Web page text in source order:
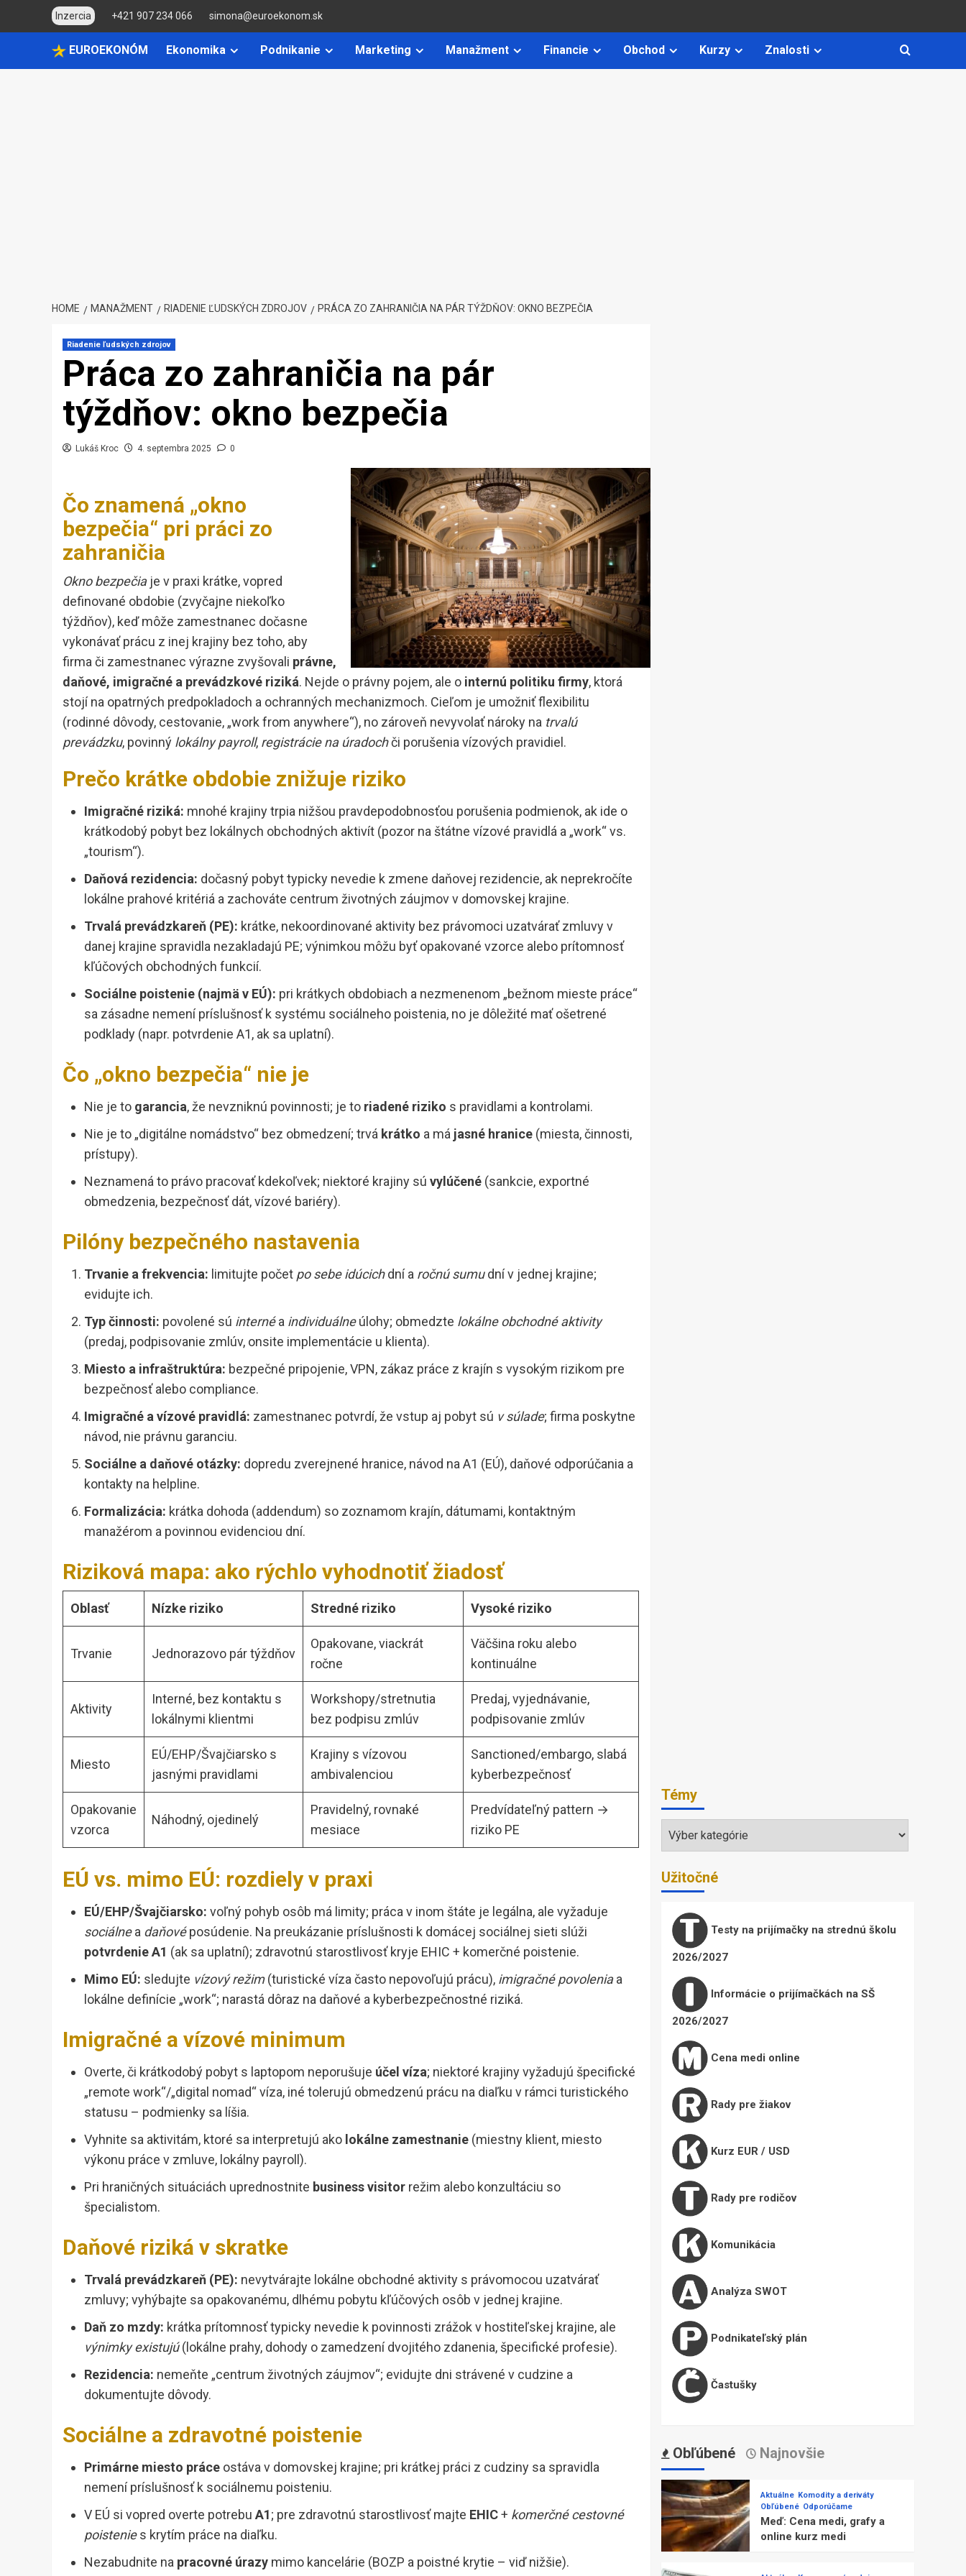
Inzercia +421 907 234 066 simona@euroekonom.sk
EUROEKONÓM Ekonomika Podnikanie Marketing Manažment Financie Obchod Kurzy Znalosti
HOME MANAŽMENT RIADENIE ĽUDSKÝCH ZDROJOV PRÁCA ZO ZAHRANIČIA NA PÁR TÝŽDŇOV: OKNO BEZPEČIA
Riadenie ľudských zdrojov
Práca zo zahraničia na pár
týždňov: okno bezpečia
Lukáš Kroc 4. septembra 2025 0
Čo znamená „okno
bezpečia“ pri práci zo
zahraničia
Okno bezpečiaje v praxi krátke, vopred
definované obdobie (zvyčajne niekoľko
týždňov), keď môže zamestnanec dočasne
vykonávať prácu z inej krajiny bez toho, aby
firma či zamestnanec výrazne zvyšovali právne,
daňové, imigračné a prevádzkové riziká. Nejde o právny pojem, ale o internú politiku firmy, ktorá
stojí na opatrných predpokladoch a ochranných mechanizmoch. Cieľom je umožniť flexibilitu
(rodinné dôvody, cestovanie, „work from anywhere“), no zároveň nevyvolať nároky na trvalú
prevádzku, povinný lokálny payroll, registrácie na úradochči porušenia vízových pravidiel.
Prečo krátke obdobie znižuje riziko
Imigračné riziká: mnohé krajiny trpia nižšou pravdepodobnosťou porušenia podmienok, ak ide o
krátkodobý pobyt bez lokálnych obchodných aktivít (pozor na štátne vízové pravidlá a „work“ vs.
„tourism“).
Daňová rezidencia: dočasný pobyt typicky nevedie k zmene daňovej rezidencie, ak neprekročíte
lokálne prahové kritériá a zachováte centrum životných záujmov v domovskej krajine.
Trvalá prevádzkareň (PE): krátke, nekoordinované aktivity bez právomoci uzatvárať zmluvy v
danej krajine spravidla nezakladajú PE; výnimkou môžu byť opakované vzorce alebo prítomnosť
kľúčových obchodných funkcií.
Sociálne poistenie (najmä v EÚ): pri krátkych obdobiach a nezmenenom „bežnom mieste práce“
sa zásadne nemení príslušnosť k systému sociálneho poistenia, no je dôležité mať ošetrené
podklady (napr. potvrdenie A1, ak sa uplatní).
Čo „okno bezpečia“ nie je
Nie je to garancia, že nevzniknú povinnosti; je to riadené riziko s pravidlami a kontrolami.
Nie je to „digitálne nomádstvo“ bez obmedzení; trvá krátko a má jasné hranice (miesta, činnosti,
prístupy).
Neznamená to právo pracovať kdekoľvek; niektoré krajiny sú vylúčené (sankcie, exportné
obmedzenia, bezpečnosť dát, vízové bariéry).
Pilóny bezpečného nastavenia
Trvanie a frekvencia: limitujte počet po sebe idúcichdní a ročnú sumudní v jednej krajine;
evidujte ich.
Typ činnosti: povolené sú internéa individuálneúlohy; obmedzte lokálne obchodné aktivity
(predaj, podpisovanie zmlúv, onsite implementácie u klienta).
Miesto a infraštruktúra: bezpečné pripojenie, VPN, zákaz práce z krajín s vysokým rizikom pre
bezpečnosť alebo compliance.
Imigračné a vízové pravidlá: zamestnanec potvrdí, že vstup aj pobyt sú v súlade; firma poskytne
návod, nie právnu garanciu.
Sociálne a daňové otázky: dopredu zverejnené hranice, návod na A1 (EÚ), daňové odporúčania a
kontakty na helpline.
Formalizácia: krátka dohoda (addendum) so zoznamom krajín, dátumami, kontaktným
manažérom a povinnou evidenciou dní.
Riziková mapa: ako rýchlo vyhodnotiť žiadosť
Oblasť Nízke riziko Stredné riziko Vysoké riziko
Trvanie Jednorazovo pár týždňov
Opakovane, viackrát
ročne
Väčšina roku alebo
kontinuálne
Aktivity
Interné, bez kontaktu s
lokálnymi klientmi
Workshopy/stretnutia
bez podpisu zmlúv
Predaj, vyjednávanie,
podpisovanie zmlúv
Miesto
EÚ/EHP/Švajčiarsko s
jasnými pravidlami
Krajiny s vízovou
ambivalenciou
Sanctioned/embargo, slabá
kyberbezpečnosť
Opakovanie
vzorca
Náhodný, ojedinelý
Pravidelný, rovnaké
mesiace
Predvídateľný pattern →
riziko PE
EÚ vs. mimo EÚ: rozdiely v praxi
EÚ/EHP/Švajčiarsko: voľný pohyb osôb má limity; práca v inom štáte je legálna, ale vyžaduje
sociálnea daňovéposúdenie. Na preukázanie príslušnosti k domácej sociálnej sieti slúži
potvrdenie A1 (ak sa uplatní); zdravotnú starostlivosť kryje EHIC + komerčné poistenie.
Mimo EÚ: sledujte vízový režim(turistické víza často nepovoľujú prácu), imigračné povoleniaa
lokálne definície „work“; narastá dôraz na daňové a kyberbezpečnostné riziká.
Imigračné a vízové minimum
Overte, či krátkodobý pobyt s laptopom neporušuje účel víza; niektoré krajiny vyžadujú špecifické
„remote work“/„digital nomad“ víza, iné tolerujú obmedzenú prácu na diaľku v rámci turistického
statusu – podmienky sa líšia.
Vyhnite sa aktivitám, ktoré sa interpretujú ako lokálne zamestnanie (miestny klient, miesto
výkonu práce v zmluve, lokálny payroll).
Pri hraničných situáciách uprednostnite business visitor režim alebo konzultáciu so
špecialistom.
Daňové riziká v skratke
Trvalá prevádzkareň (PE): nevytvárajte lokálne obchodné aktivity s právomocou uzatvárať
zmluvy; vyhýbajte sa opakovanému, dlhému pobytu kľúčových osôb v jednej krajine.
Daň zo mzdy: krátka prítomnosť typicky nevedie k povinnosti zrážok v hostiteľskej krajine, ale
výnimky existujú(lokálne prahy, dohody o zamedzení dvojitého zdanenia, špecifické profesie).
Rezidencia: nemeňte „centrum životných záujmov“; evidujte dni strávené v cudzine a
dokumentujte dôvody.
Sociálne a zdravotné poistenie
Primárne miesto práce ostáva v domovskej krajine; pri krátkej práci z cudziny sa spravidla
nemení príslušnosť k sociálnemu poisteniu.
V EÚ si vopred overte potrebu A1; pre zdravotnú starostlivosť majte EHIC+ komerčné cestovné
poistenies krytím práce na diaľku.
Nezabudnite na pracovné úrazy mimo kancelárie (BOZP a poistné krytie – viď nižšie).
Témy
Témy
Užitočné
Testy na prijímačky na strednú školu
2026/2027
Informácie o prijímačkách na SŠ
2026/2027
Cena medi online
Rady pre žiakov
Kurz EUR / USD
Rady pre rodičov
Komunikácia
Analýza SWOT
Podnikateľský plán
Častušky
Obľúbené Najnovšie
Aktuálne Komodity a deriváty
Obľúbené Odporúčame
Meď: Cena medi, grafy a
online kurz medi